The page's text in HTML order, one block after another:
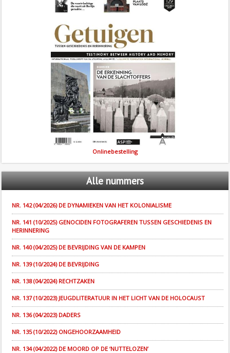
Onlinebestelling
Allenummers
NR. 142 (04/2026) DE DYNAMIEKEN VAN HET KOLONIALISME
NR. 141 (10/2025) GENOCIDEN FOTOGRAFEREN TUSSEN GESCHIEDENIS EN
HERINNERING
NR. 140 (04/2025) DE BEVRIJDING VAN DE KAMPEN
NR. 139 (10/2024) DE BEVRIJDING
NR. 138 (04/2024) RECHTZAKEN
NR. 137 (10/2023) JEUGDLITERATUUR IN HET LICHT VAN DE HOLOCAUST
NR. 136 (04/2023) DADERS
NR. 135 (10/2022) ONGEHOORZAAMHEID
NR. 134 (04/2022) DE MOORD OP DE ‘NUTTELOZEN’